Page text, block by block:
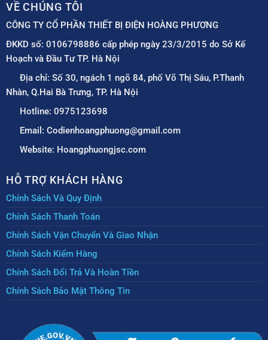
VỀ CHÚNG TÔI
CÔNG TY CỔ PHẦN THIẾT BỊ ĐIỆN HOÀNG PHƯƠNG
ĐKKD số: 0106798886 cấp phép ngày 23/3/2015 do Sở Kế
Hoạch và Đầu Tư TP. Hà Nội
Địa chỉ: Số 30, ngách 1 ngõ 84, phố Võ Thị Sáu, P.Thanh
Nhàn, Q.Hai Bà Trưng, TP. Hà Nội
Hotline: 0975123698
Email: Codienhoangphuong@gmail.com
Website: Hoangphuongjsc.com
HỖ TRỢ KHÁCH HÀNG
Chính Sách Và Quy Định
Chính Sách Thanh Toán
Chính Sách Vận Chuyển Và Giao Nhận
Chính Sách Kiểm Hàng
Chính Sách Đổi Trả Và Hoàn Tiền
Chính Sách Bảo Mật Thông Tin